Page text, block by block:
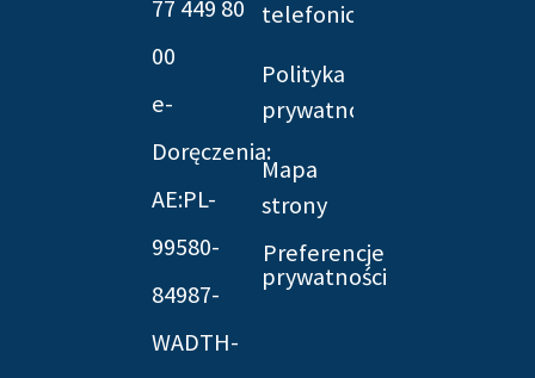
77 449 80
00
e-
Doręczenia:
AE:PL-
99580-
84987-
WADTH-
telefonicznych
Polityka
prywatności
Mapa
strony
Preferencje
prywatności